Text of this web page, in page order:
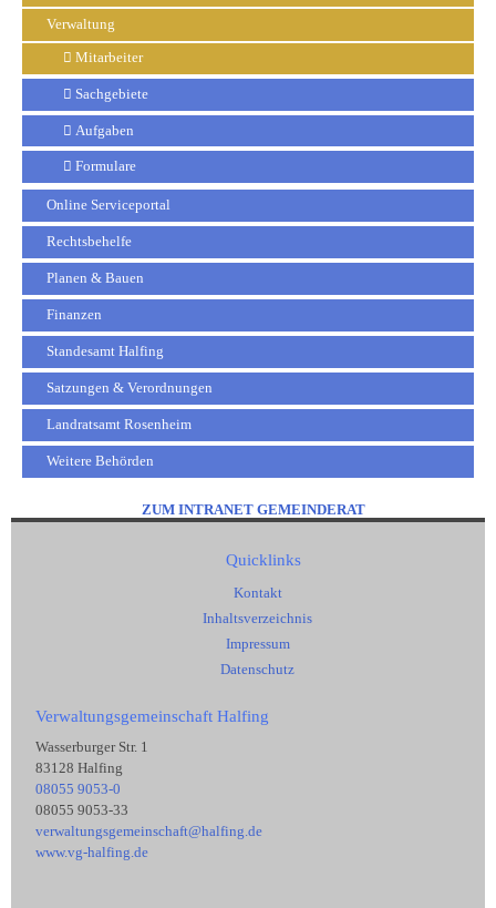
Verwaltung
Mitarbeiter
Sachgebiete
Aufgaben
Formulare
Online Serviceportal
Rechtsbehelfe
Planen & Bauen
Finanzen
Standesamt Halfing
Satzungen & Verordnungen
Landratsamt Rosenheim
Weitere Behörden
ZUM INTRANET GEMEINDERAT
Quicklinks
Kontakt
Inhaltsverzeichnis
Impressum
Datenschutz
Verwaltungsgemeinschaft Halfing
Wasserburger Str. 1
83128 Halfing
08055 9053-0
08055 9053-33
verwaltungsgemeinschaft@halfing.de
www.vg-halfing.de